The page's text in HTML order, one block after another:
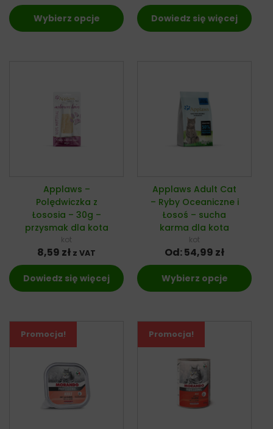
Wybierz opcje Dowiedz się więcej
Applaws –
Polędwiczka z
Łososia – 30g –
przysmak dla kota
kot
8,59 zł z VAT
Dowiedz się więcej
Applaws Adult Cat
– Ryby Oceaniczne i
Łosoś – sucha
karma dla kota
kot
Od:54,99 zł
Wybierz opcje
Promocja! Promocja!